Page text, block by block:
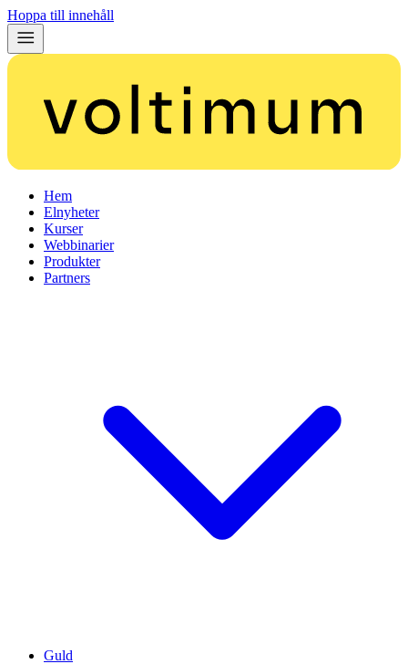
Hoppa till innehåll
Hem
Elnyheter
Kurser
Webbinarier
Produkter
Partners
Guld